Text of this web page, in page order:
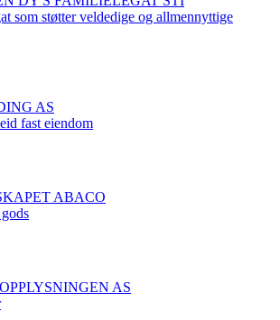
som støtter veldedige og allmennyttige
AS
fast eiendom
ABACO
AS